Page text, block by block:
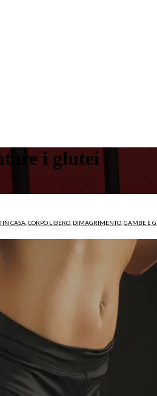
i glutei
IN CASA CORPO LIBERO DIMAGRIMENTO GAMBE E